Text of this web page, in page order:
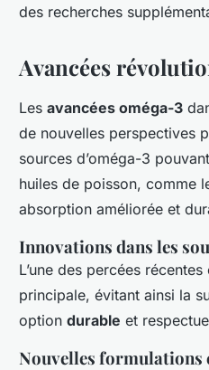
des recherches
Avancées
Les avancées oméga-3
de nouvelles perspectives
sources d’oméga-3
huiles de poisson, comme
absorption améliorée et
Innovations dans les
L’une des percées
principale, évitant ainsi la
option durable et
Nouvelles formulations